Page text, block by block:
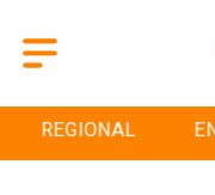
REGIONAL